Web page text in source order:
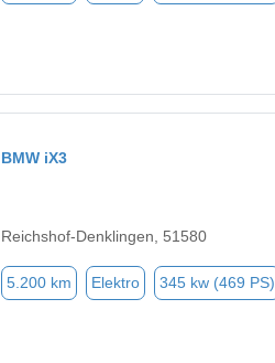
BMW iX3
Reichshof-Denklingen, 51580
5.200 km Elektro 345 kw (469 PS)